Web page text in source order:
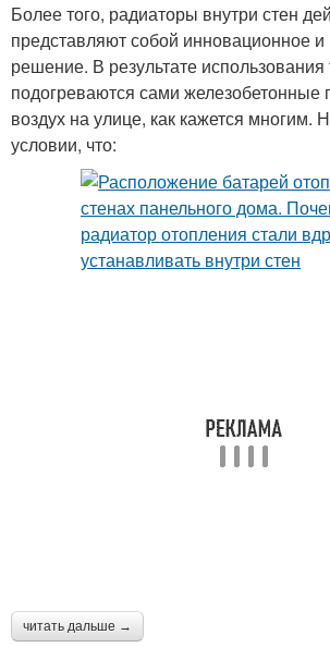
Более того, радиаторы внутри стен
представляют собой инновационное и
решение. В результате использования
подогреваются сами железобетонные
воздух на улице, как кажется многим.
условии, что:
читать дальше →